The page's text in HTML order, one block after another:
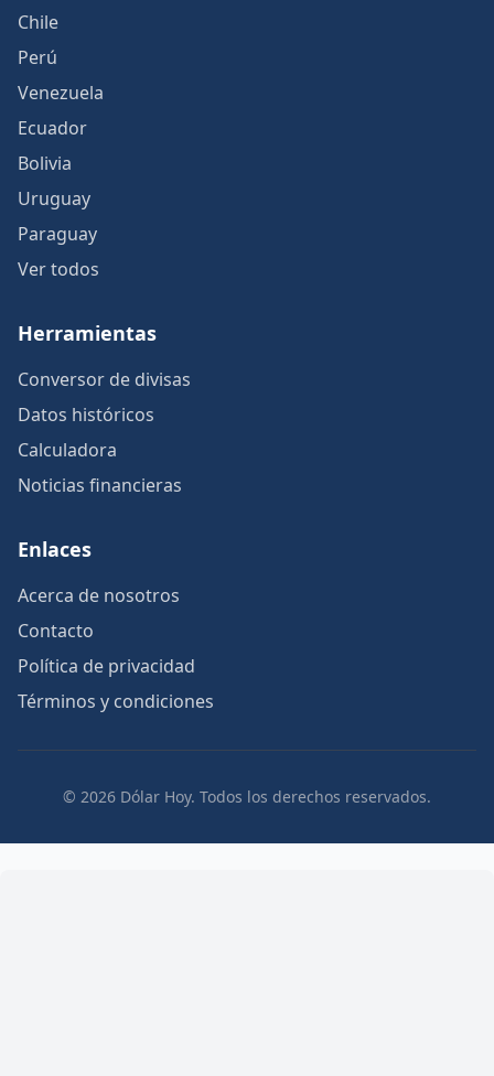
Chile
Perú
Venezuela
Ecuador
Bolivia
Uruguay
Paraguay
Ver todos
Herramientas
Conversor de divisas
Datos históricos
Calculadora
Noticias financieras
Enlaces
Acerca de nosotros
Contacto
Política de privacidad
Términos y condiciones
© 2026 Dólar Hoy. Todos los derechos reservados.